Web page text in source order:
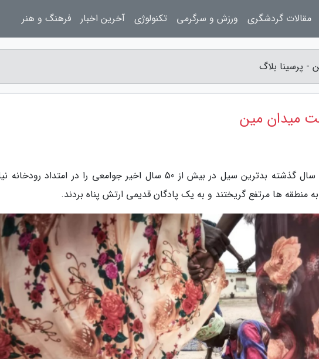
- پرسینا بلاگ
میدان مین
به گزارش پرسینا بلاگ، هنگامی که سال گذشته بدترین سیل در بیش از 50 سال اخیر جوامعی را در امتداد
منطقه ها مرتفع گریختند و به یک پادگان قدیمی ارتش پناه بردند.
مقالات گردشگری ورزش و سرگرمی تکنولوژی آخرین اخبار فرهنگ و هنر